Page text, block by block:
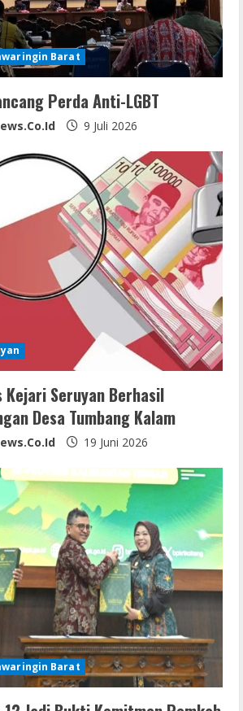
Barat
Perda Anti-LGBT
9 Juli 2026
Kejari Seruyan Berhasil
Desa Tumbang Kalam
19 Juni 2026
Barat